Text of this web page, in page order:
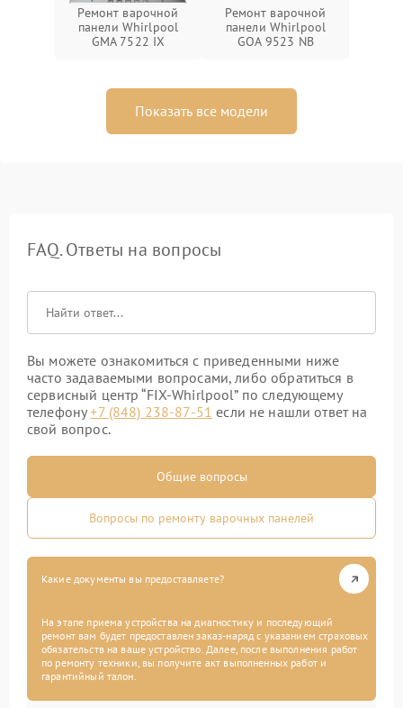
Ремонт варочной
панели Whirlpool
GMA 7522 IX
Ремонт варочной
панели Whirlpool
GOA 9523 NB
Показать все модели
FAQ. Ответы на вопросы
Вы можете ознакомиться с приведенными ниже
часто задаваемыми вопросами, либо обратиться в
сервисный центр “FIX-Whirlpool” по следующему
телефону+7 (848) 238-87-51 если не нашли ответ на
свой вопрос.
Общие вопросы
Вопросы по ремонту варочных панелей
Какие документы вы предоставляете?
На этапе приема устройства на диагностику и последующий
ремонт вам будет предоставлен заказ-наряд с указанием страховых
обязательств на ваше устройство. Далее, после выполнения работ
по ремонту техники, вы получите акт выполненных работ и
гарантийный талон.